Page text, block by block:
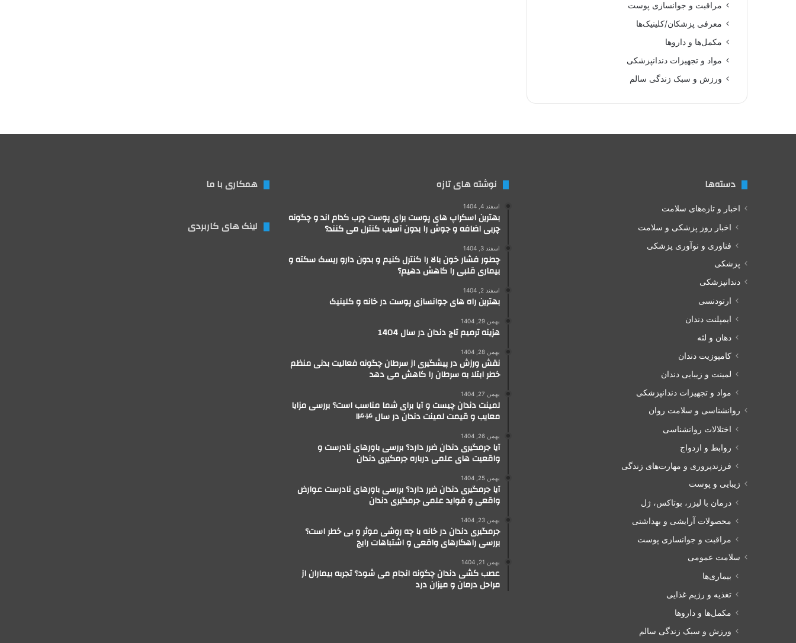
مراقبت و جوانسازی پوست
معرفی پزشکان/کلینیک‌ها
مکمل‌ها و داروها
مواد و تجهیزات دندانپزشکی
ورزش و سبک زندگی سالم
دسته‌ها
اخبار و تازه‌های سلامت
اخبار روز پزشکی و سلامت
فناوری و نوآوری پزشکی
پزشکی
دندانپزشکی
ارتودنسی
ایمپلنت دندان
دهان و لثه
کامپوزیت دندان
لمینت و زیبایی دندان
مواد و تجهیزات دندانپزشکی
روانشناسی و سلامت روان
اختلالات روانشناسی
روابط و ازدواج
فرزندپروری و مهارت‌های زندگی
زیبایی و پوست
درمان با لیزر، بوتاکس، ژل
محصولات آرایشی و بهداشتی
مراقبت و جوانسازی پوست
سلامت عمومی
بیماری‌ها
تغذیه و رژیم غذایی
مکمل‌ها و داروها
ورزش و سبک زندگی سالم
نوشته های تازه
اسفند 4, 1404
بهترین اسکراپ های پوست برای پوست چرب کدام اند و چگونه
چربی اضافه و جوش را بدون آسیب کنترل می کنند؟
اسفند 3, 1404
چطور فشار خون بالا را کنترل کنیم و بدون دارو ریسک سکته و
بیماری قلبی را کاهش دهیم؟
اسفند 2, 1404
بهترین راه های جوانسازی پوست در خانه و کلینیک
بهمن 29, 1404
هزینه ترمیم تاج دندان در سال 1404
بهمن 28, 1404
نقش ورزش در پیشگیری از سرطان چگونه فعالیت بدنی منظم
خطر ابتلا به سرطان را کاهش می دهد
بهمن 27, 1404
لمینت دندان چیست و آیا برای شما مناسب است؟ بررسی مزایا
معایب و قیمت لمینت دندان در سال ۱۴۰۴
بهمن 26, 1404
آیا جرمگیری دندان ضرر دارد؟ بررسی باورهای نادرست و
واقعیت های علمی درباره جرمگیری دندان
بهمن 25, 1404
آیا جرمگیری دندان ضرر دارد؟ بررسی باورهای نادرست عوارض
واقعی و فواید علمی جرمگیری دندان
بهمن 23, 1404
جرمگیری دندان در خانه با چه روشی موثر و بی خطر است؟
بررسی راهکارهای واقعی و اشتباهات رایج
بهمن 21, 1404
عصب کشی دندان چگونه انجام می شود؟ تجربه بیماران از
مراحل درمان و میزان درد
همکاری با ما
لینک های کاربردی